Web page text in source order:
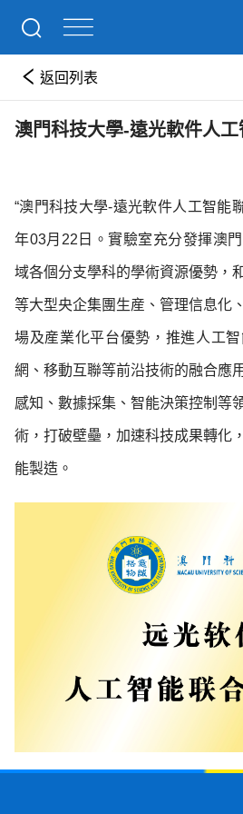
返回列表
澳門科技大學-遠光軟件人
“澳門科技大學-遠光軟件人工智能
年03月22日。實驗室充分發揮澳
域各個分支學科的學術資源優勢，
等大型央企集團生産、管理信息化
場及産業化平台優勢，推進人工
網、移動互聯等前沿技術的融合應
感知、數據採集、智能決策控制等
術，打破壁壘，加速科技成果轉化
能製造。